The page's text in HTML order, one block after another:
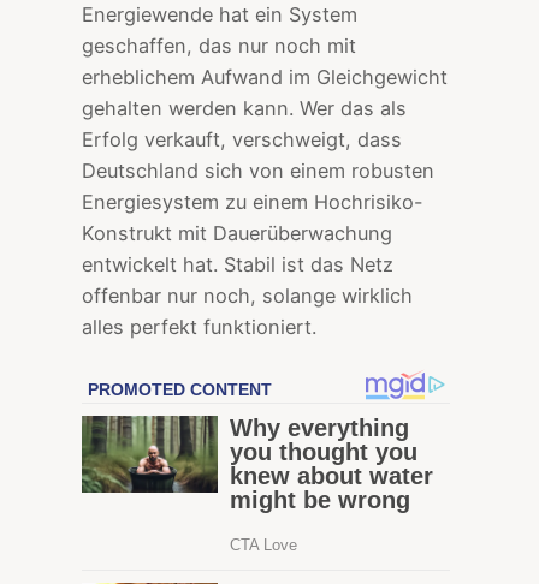
Energiewende hat ein System
geschaffen, das nur noch mit
erheblichem Aufwand im Gleichgewicht
gehalten werden kann. Wer das als
Erfolg verkauft, verschweigt, dass
Deutschland sich von einem robusten
Energiesystem zu einem Hochrisiko-
Konstrukt mit Dauerüberwachung
entwickelt hat. Stabil ist das Netz
offenbar nur noch, solange wirklich
alles perfekt funktioniert.